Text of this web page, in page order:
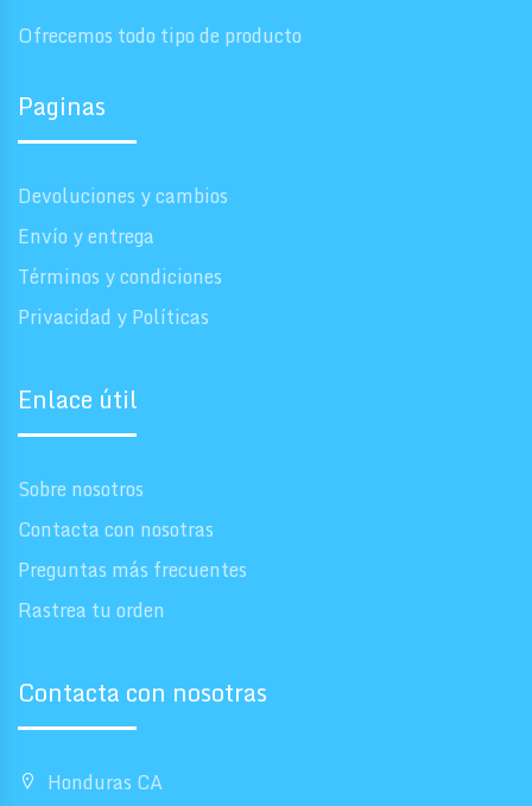
Ofrecemos todo tipo de producto
Paginas
Devoluciones y cambios
Envío y entrega
Términos y condiciones
Privacidad y Políticas
Enlace útil
Sobre nosotros
Contacta con nosotras
Preguntas más frecuentes
Rastrea tu orden
Contacta con nosotras
Honduras CA